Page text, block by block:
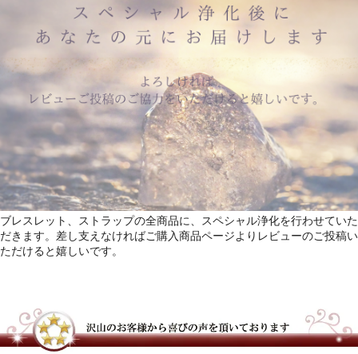
ブレスレット、ストラップの全商品に、スペシャル浄化を行わせていた
だきます。差し支えなければご購入商品ページよりレビューのご投稿い
ただけると嬉しいです。